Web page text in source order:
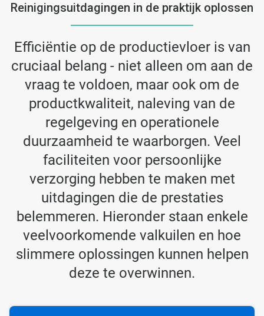
Reinigingsuitdagingen in de praktijk oplossen
Efficiëntie op de productievloer is van
cruciaal belang - niet alleen om aan de
vraag te voldoen, maar ook om de
productkwaliteit, naleving van de
regelgeving en operationele
duurzaamheid te waarborgen. Veel
faciliteiten voor persoonlijke
verzorging hebben te maken met
uitdagingen die de prestaties
belemmeren. Hieronder staan enkele
veelvoorkomende valkuilen en hoe
slimmere oplossingen kunnen helpen
deze te overwinnen.